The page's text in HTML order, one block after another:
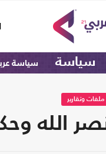
سياسة سياسة
ملفات وتقارير
الله